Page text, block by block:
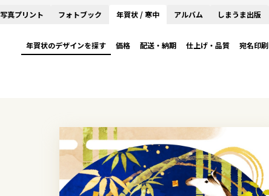
写真プリント フォトブック 年賀状 / 寒中 アルバム しまうま出版
年賀状のデザインを探す 価格 配送・納期 仕上げ・品質 宛名印刷